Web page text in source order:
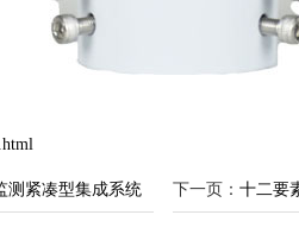
测紧凑型集成系统 下一页： 十二要